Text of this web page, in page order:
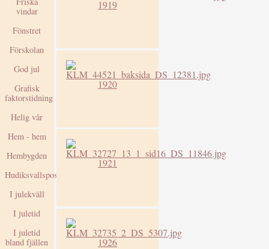
vindar
Fönstret
Förskolan
God jul
Grafisk
faktorstidning
Helig vår
Hem - hem
Hembygden
Hudiksvallsposten
I julekväll
I juletid
I juletid
bland fjällen
1919
1920
1921
1926